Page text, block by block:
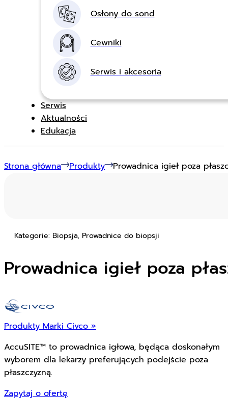
Osłony do sond
Cewniki
Serwis i akcesoria
Serwis
Aktualności
Edukacja
Strona główna Produkty Prowadnica igieł poza
Kategorie: Biopsja, Prowadnice do biopsji
Prowadnica igieł poza
Produkty Marki Civco »
AccuSITE™ to prowadnica igłowa, będąca doskonałym
wyborem dla lekarzy preferujących podejście poza
płaszczyzną.
Zapytaj o ofertę